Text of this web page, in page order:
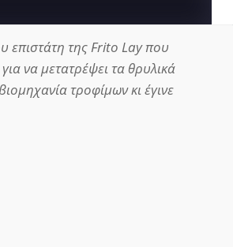
επιστάτη της Frito Lay που
να μετατρέψει τα θρυλικά
τροφίμων κι έγινε